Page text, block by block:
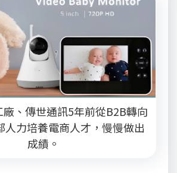
、傳世通訊5年前從B2B轉向
人力培養電商人才，慢慢做出
成績。